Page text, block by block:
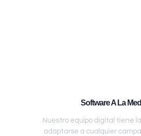
Software A La
Nuestro equipo digital tiene
adaptarse a cualquier